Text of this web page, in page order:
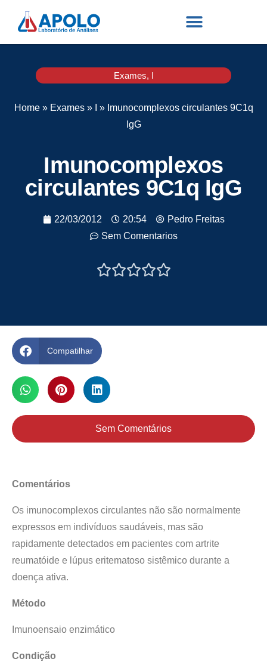
Exames, I
Home» Exames» » Imunocomplexos circulantes 9C1q
IgG
Imunocomplexos
circulantes 9C1q IgG
22/03/2012 20:54
Pedro Freitas
Sem Comentarios

Compatilhar
Sem Comentários
Comentários
Os imunocomplexos circulantes não são normalmente
expressos em indivíduos saudáveis, mas são
rapidamente detectados em pacientes com artrite
reumatóide e lúpus eritematoso sistêmico durante a
doença ativa.
Método
Imunoensaio enzimático
Condição